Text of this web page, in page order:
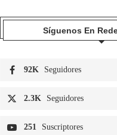
Síguenos En
92K Seguidores
2.3K Seguidores
251 Suscriptores